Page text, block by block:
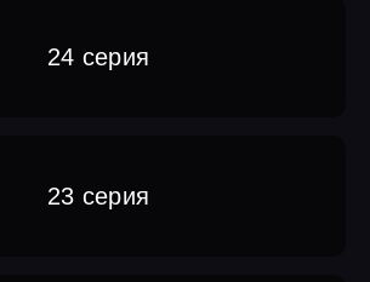
24 серия
23 серия